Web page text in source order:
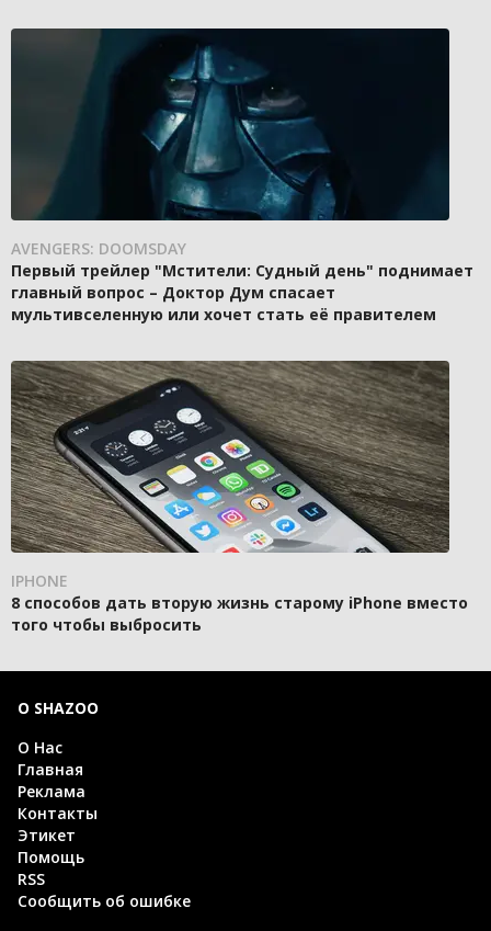
AVENGERS: DOOMSDAY
Первый трейлер "Мстители: Судный день" поднимает
главный вопрос – Доктор Дум спасает
мультивселенную или хочет стать её правителем
IPHONE
8 способов дать вторую жизнь старому iPhone вместо
того чтобы выбросить
О SHAZOO
О Нас
Главная
Реклама
Контакты
Этикет
Помощь
RSS
Сообщить об ошибке